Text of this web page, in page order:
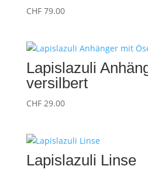
CHF79.00
Lapislazuli
versilbert
CHF29.00
Lapislazuli Linse